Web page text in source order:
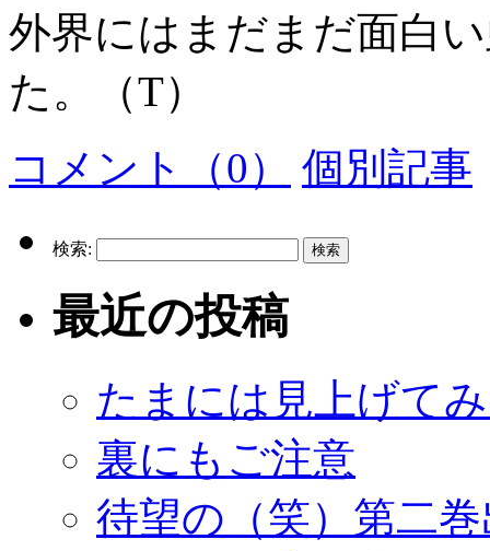
外界にはまだまだ面白
た。（T）
コメント（0）
個別記事
検索:
最近の投稿
たまには見上げて
裏にもご注意
待望の（笑）第二